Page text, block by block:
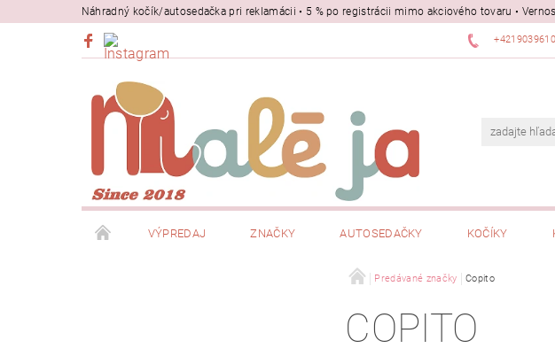
Náhradný kočík/autosedačka pri reklamácii • 5 % po registrácii mimo akciového tovaru •
VÝPREDAJ ZNAČKY AUTOSEDAČKY KOČÍKY
Predávané značky Copito
COPITO